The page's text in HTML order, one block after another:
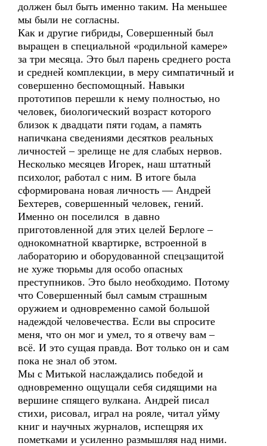
должен был быть именно таким. На меньшее
мы были не согласны.
Как и другие гибриды, Совершенный был
выращен в специальной «родильной камере»
за три месяца. Это был парень среднего роста
и средней комплекции, в меру симпатичный и
совершенно беспомощный. Навыки
прототипов перешли к нему полностью, но
человек, биологический возраст которого
близок к двадцати пяти годам, а память
напичкана сведениями десятков реальных
личностей – зрелище не для слабых нервов.
Несколько месяцев Игорек, наш штатный
психолог, работал с ним. В итоге была
сформирована новая личность — Андрей
Бехтерев, совершенный человек, гений.
Именно он поселился в давно
приготовленной для этих целей Берлоге –
однокомнатной квартирке, встроенной в
лабораторию и оборудованной спецзащитой
не хуже тюрьмы для особо опасных
преступников. Это было необходимо. Потому
что Совершенный был самым страшным
оружием и одновременно самой большой
надеждой человечества. Если вы спросите
меня, что он мог и умел, то я отвечу вам –
всё. И это сущая правда. Вот только он и сам
пока не знал об этом.
Мы с Митькой наслаждались победой и
одновременно ощущали себя сидящими на
вершине спящего вулкана. Андрей писал
стихи, рисовал, играл на рояле, читал уйму
книг и научных журналов, испещряя их
пометками и усиленно размышляя над ними.